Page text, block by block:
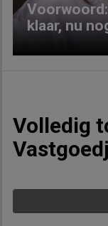
klaar, nu
Volledig